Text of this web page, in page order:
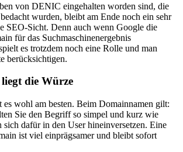
von DENIC eingehalten worden sind, die
wurden, bleibt am Ende noch ein sehr
SEO-Sicht. Denn auch wenn Google die
für das Suchmaschinenergebnis
es trotzdem noch eine Rolle und man
berücksichtigen.
die Würze
wohl am besten. Beim Domainnamen gilt:
Sie den Begriff so simpel und kurz wie
sich dafür in den User hineinversetzen. Eine
ist viel einprägsamer und bleibt sofort